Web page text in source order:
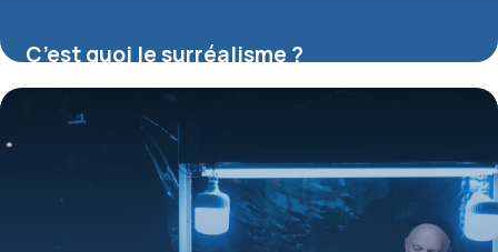
C’est quoi le surréalisme ?
16 juillet 2026